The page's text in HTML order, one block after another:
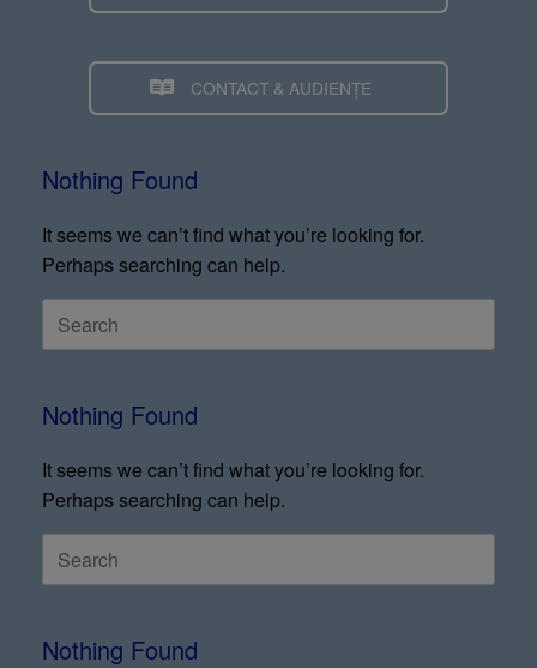
CONTACT & AUDIENȚE
Nothing Found
It seems we can’t find what you’re looking for.
Perhaps searching can help.
Nothing Found
It seems we can’t find what you’re looking for.
Perhaps searching can help.
Nothing Found